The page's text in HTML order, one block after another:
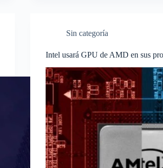
Sin categoría
Intel usará GPU de AMD en sus